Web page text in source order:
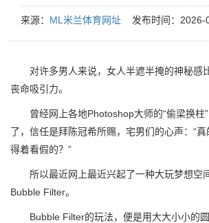
来源： ML米兰体育网址 发布时间：2026-
对许多男人来说，女人半遮半掩的神秘感
丧命吸引力。
曾经网上各地Photoshop大师的“偷梁换柱”
了，信任是拜陈冠希所赐，宅男们的心声：“
得着看假的？”
所以最近网上最近兴起了一种大玩梦想空
Bubble Filter。
Bubble Filter的玩法，便是用大大小小的圆